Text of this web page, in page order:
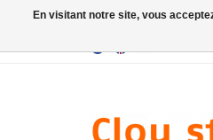
En visitant notre site, vous